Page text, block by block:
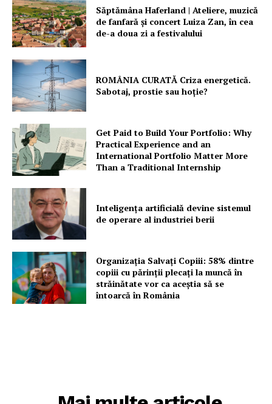
Săptămâna Haferland | Ateliere, muzică
de fanfară şi concert Luiza Zan, în cea
de-a doua zi a festivalului
ROMÂNIA CURATĂ Criza energetică.
Sabotaj, prostie sau hoție?
Get Paid to Build Your Portfolio: Why
Practical Experience and an
International Portfolio Matter More
Than a Traditional Internship
Inteligența artificială devine sistemul
de operare al industriei berii
Organizația Salvați Copiii: 58% dintre
copiii cu părinții plecați la muncă în
străinătate vor ca aceștia să se
întoarcă în România